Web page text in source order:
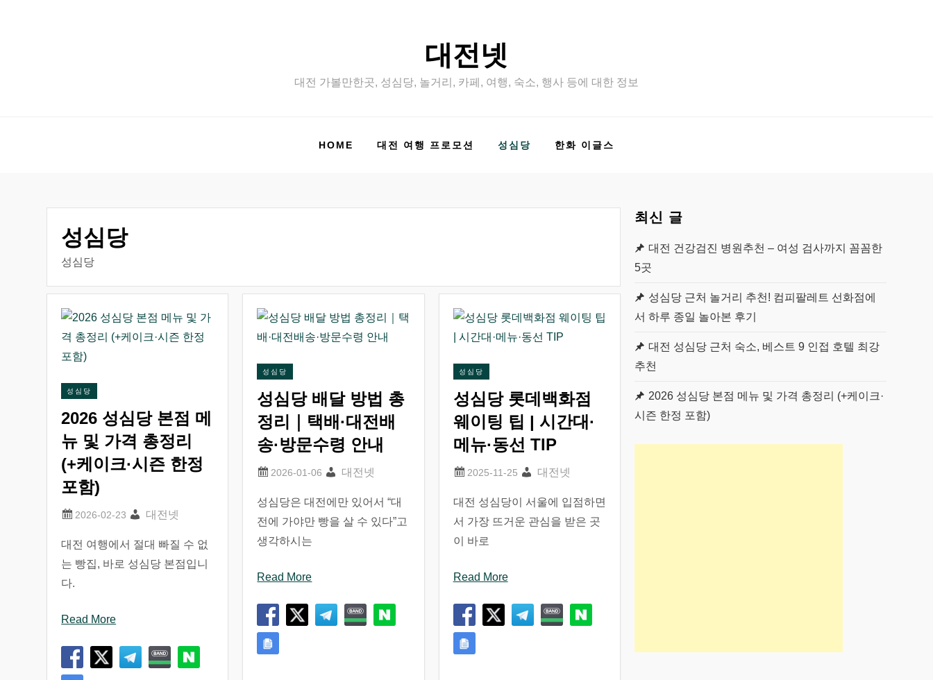
대전넷
대전 가볼만한곳, 성심당, 놀거리, 카페, 여행, 숙소, 행사 등에 대한 정보
HOME 대전 여행 프로모션 성심당 한화 이글스
성심당
성심당
성심당
2026 성심당 본점 메
뉴 및 가격 총정리
(+케이크·시즌 한정
포함)
대전넷
대전 여행에서 절대 빠질 수 없
는 빵집, 바로 성심당 본점입니
다.
Read More
성심당
성심당 배달 방법 총
정리｜택배·대전배
송·방문수령 안내
대전넷
성심당은 대전에만 있어서 “대
전에 가야만 빵을 살 수 있다”고
생각하시는
Read More
성심당
성심당 롯데백화점
웨이팅 팁 | 시간대·
메뉴·동선 TIP
대전넷
대전 성심당이 서울에 입점하면
서 가장 뜨거운 관심을 받은 곳
이 바로
Read More
최신 글
대전 건강검진 병원추천 – 여성 검사까지 꼼꼼한
5곳
성심당 근처 놀거리 추천! 컴피팔레트 선화점에
서 하루 종일 놀아본 후기
대전 성심당 근처 숙소, 베스트 9 인접 호텔 최강
추천
2026 성심당 본점 메뉴 및 가격 총정리 (+케이크·
시즌 한정 포함)